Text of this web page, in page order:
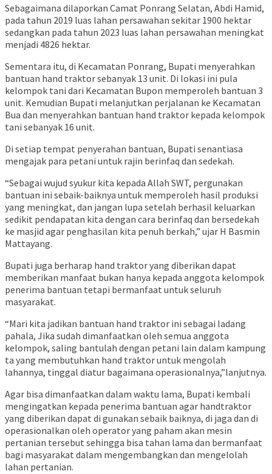
Sebagaimana dilaporkan Camat Ponrang Selatan, Abdi Hamid,
pada tahun 2019 luas lahan persawahan sekitar 1900 hektar
sedangkan pada tahun 2023 luas lahan persawahan meningkat
menjadi 4826 hektar.
Sementara itu, di Kecamatan Ponrang, Bupati menyerahkan
bantuan hand traktor sebanyak 13 unit. Di lokasi ini pula
kelompok tani dari Kecamatan Bupon memperoleh bantuan 3
unit. Kemudian Bupati melanjutkan perjalanan ke Kecamatan
Bua dan menyerahkan bantuan hand traktor kepada kelompok
tani sebanyak 16 unit.
Di setiap tempat penyerahan bantuan, Bupati senantiasa
mengajak para petani untuk rajin berinfaq dan sedekah.
“Sebagai wujud syukur kita kepada Allah SWT, pergunakan
bantuan ini sebaik-baiknya untuk memperoleh hasil produksi
yang meningkat, dan jangan lupa setelah berhasil keluarkan
sedikit pendapatan kita dengan cara berinfaq dan bersedekah
ke masjid agar penghasilan kita penuh berkah,” ujar H Basmin
Mattayang.
Bupati juga berharap hand traktor yang diberikan dapat
memberikan manfaat bukan hanya kepada anggota kelompok
penerima bantuan tetapi bermanfaat untuk seluruh
masyarakat.
“Mari kita jadikan bantuan hand traktor ini sebagai ladang
pahala, Jika sudah dimanfaatkan oleh semua anggota
kelompok, saling bantulah dengan petani lain dalam kampung
ta yang membutuhkan hand traktor untuk mengolah
lahannya, tinggal diatur bagaimana operasionalnya,”lanjutnya.
Agar bisa dimanfaatkan dalam waktu lama, Bupati kembali
mengingatkan kepada penerima bantuan agar handtraktor
yang diberikan dapat di gunakan sebaik baiknya, di jaga dan di
operasionalkan oleh operator yang paham akan mesin
pertanian tersebut sehingga bisa tahan lama dan bermanfaat
bagi masyarakat dalam mengembangkan dan mengelolah
lahan pertanian.